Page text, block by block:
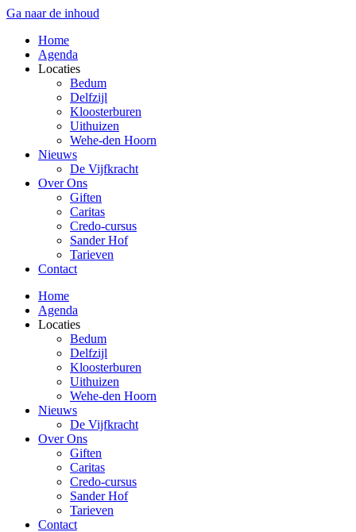
Ga naar de inhoud
Home
Agenda
Locaties
Bedum
Delfzijl
Kloosterburen
Uithuizen
Wehe-den Hoorn
Nieuws
De Vijfkracht
Over Ons
Giften
Caritas
Credo-cursus
Sander Hof
Tarieven
Contact
Home
Agenda
Locaties
Bedum
Delfzijl
Kloosterburen
Uithuizen
Wehe-den Hoorn
Nieuws
De Vijfkracht
Over Ons
Giften
Caritas
Credo-cursus
Sander Hof
Tarieven
Contact